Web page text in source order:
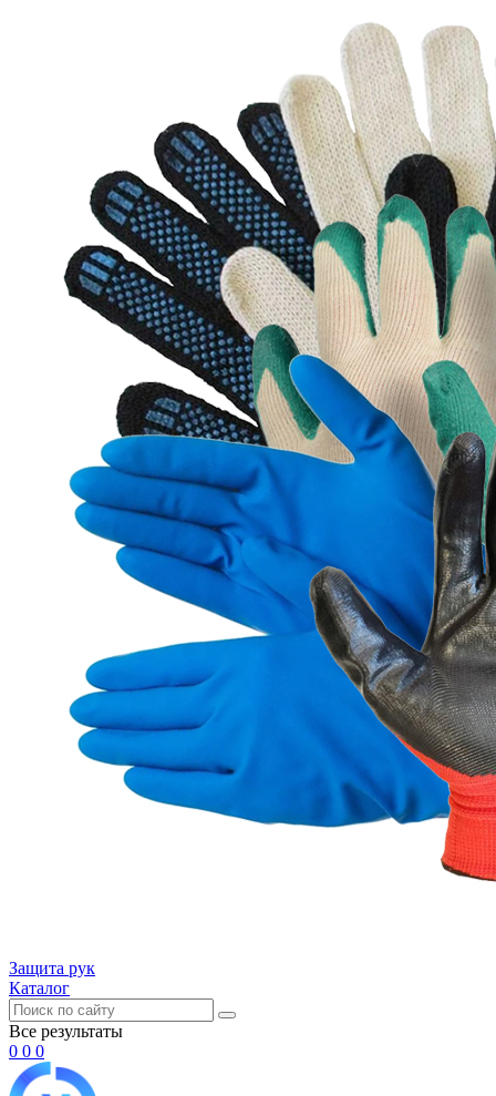
Защита рук
Каталог
Все результаты
0 0 0